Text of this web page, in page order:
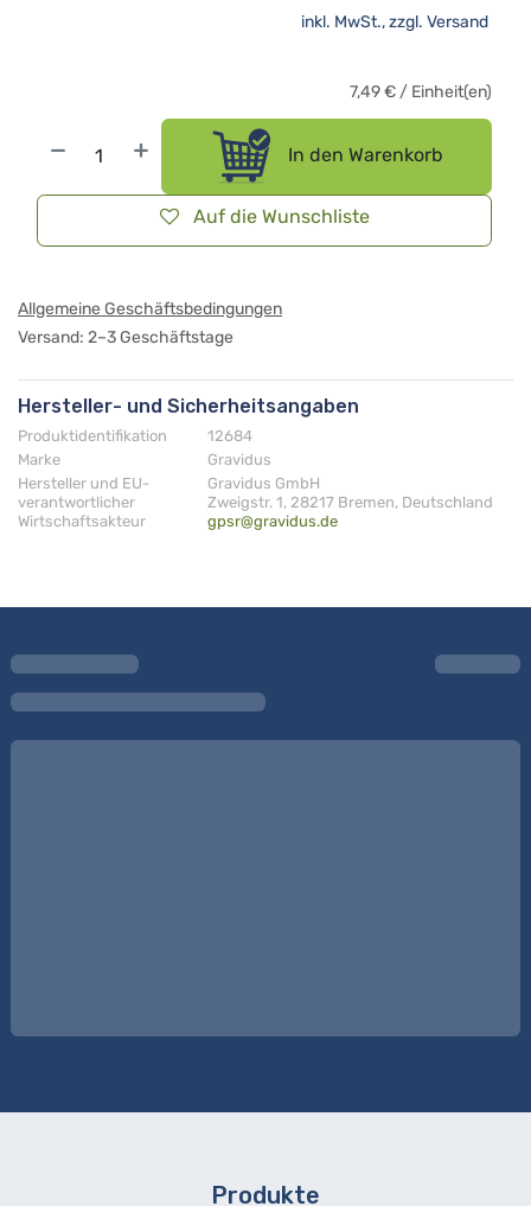
In den Warenkorb
Auf die Wunschliste
inkl. MwSt., zzgl. Versand
7,49€ / Einheit(en)
Allgemeine Geschäftsbedingungen
Versand: 2–3 Geschäftstage
Hersteller- und Sicherheitsangaben
Produktidentifikation
12684
Marke
Gravidus
Hersteller und EU-
verantwortlicher
Wirtschaftsakteur
Gravidus GmbH
Zweigstr. 1, 28217 Bremen, Deutschland
gpsr@gravidus.de
Produkte